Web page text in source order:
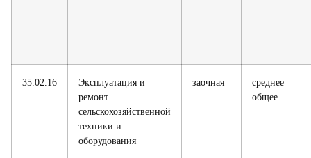
35.02.16
Эксплуатация и
ремонт
сельскохозяйственной
техники и
оборудования
заочная
среднее
общее